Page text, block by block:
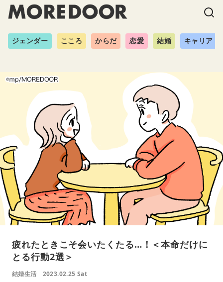
ジェンダー こころ からだ 恋愛 結婚 キャリア
疲れたときこそ会いたくたる…！＜本命だけに
とる行動2選＞
結婚生活 2023.02.25 Sat